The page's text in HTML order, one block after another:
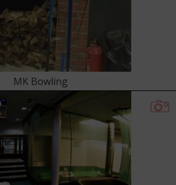
MK Bowling